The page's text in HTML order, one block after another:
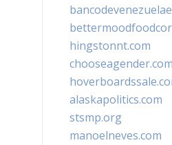
hingstonnt.com
chooseagender.com
alaskapolitics.com
stsmp.org
manoelneves.com